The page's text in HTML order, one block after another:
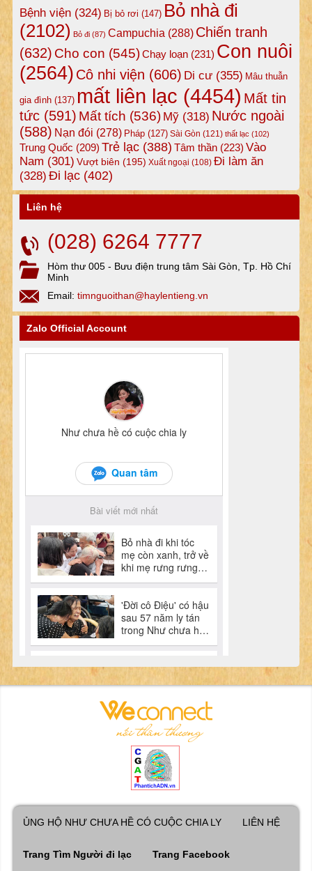
Bệnh viện(324) Bị bỏ rơi (147) Bỏ nhà đi
(2102) Bỏ đi(87) Campuchia (288) Chiến tranh
(632) Cho con (545)Chạy loạn(231) Con nuôi
(2564) Cô nhi viện (606) Di cư(355) Mâu thuẫn
gia đình(137) mất liên lạc (4454) Mất tin
tức(591) Mất tích (536) Mỹ(318) Nước ngoài
(588) Nạn đói (278) Pháp(127) Sài Gòn (121) thất lạc (102)
Trung Quốc (209) Trẻ lạc(388) Tâm thần(223) Vào
Nam (301) Vượt biên (195) Xuất ngoại (108) Đi làm ăn
(328) Đi lạc(402)
Liên hệ
(028) 6264 7777
Hòm thư 005 - Bưu điện trung tâm Sài Gòn, Tp. Hồ Chí
Minh
Email: timnguoithan@haylentieng.vn
Zalo Official Account
ỦNG HỘ NHƯ CHƯA HỀ CÓ CUỘC CHIA LY LIÊN HỆ
Trang Tìm Người đi lạc Trang Facebook